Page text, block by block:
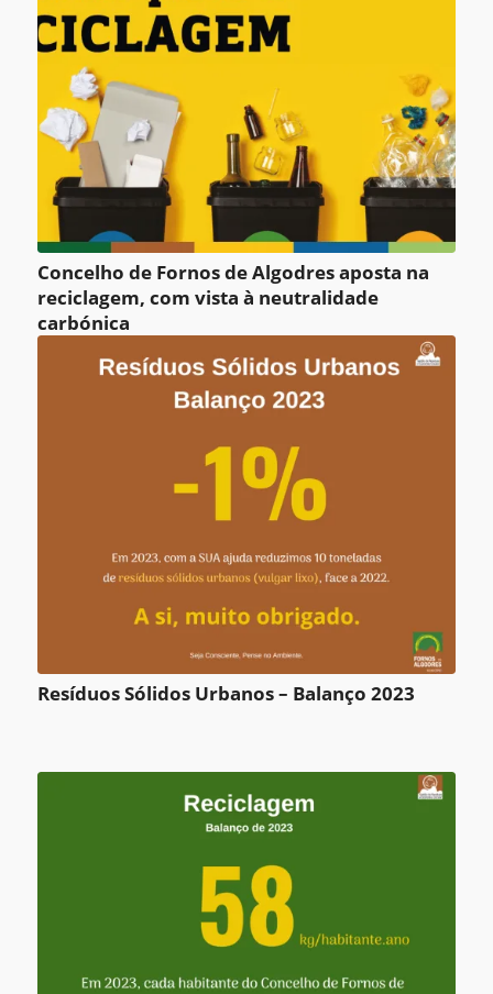
Concelho de Fornos de Algodres aposta na
reciclagem, com vista à neutralidade
carbónica
Resíduos Sólidos Urbanos – Balanço 2023